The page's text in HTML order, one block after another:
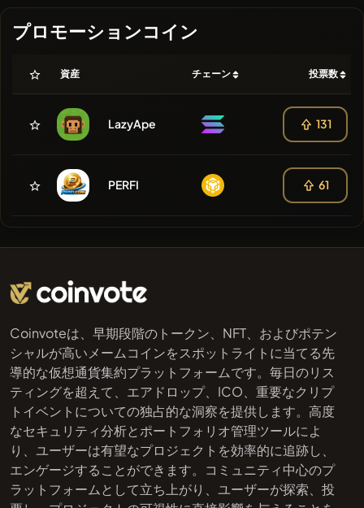
プロモーションコイン
資産 チェーン 投票数
LazyApe 131
PERFI 61
Coinvoteは、早期段階のトークン、NFT、およびポテン
シャルが高いメームコインをスポットライトに当てる先
導的な仮想通貨集約プラットフォームです。毎日のリス
ティングを超えて、エアドロップ、ICO、重要なクリプ
トイベントについての独占的な洞察を提供します。高度
なセキュリティ分析とポートフォリオ管理ツールによ
り、ユーザーは有望なプロジェクトを効率的に追跡し、
エンゲージすることができます。コミュニティ中心のプ
ラットフォームとして立ち上がり、ユーザーが探索、投